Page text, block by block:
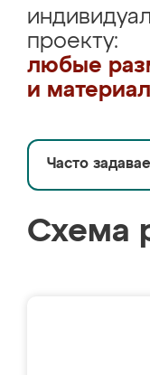
проекту:
любые
и
Часто
Схема